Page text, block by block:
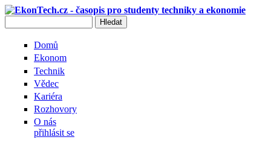
Přejít k hlavnímu obsahu
Domů
Ekonom
Technik
Vědec
Kariéra
Rozhovory
O nás
přihlásit se